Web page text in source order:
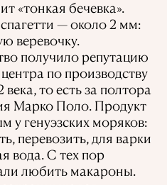
«тонкая бечевка».
— около 2 мм:
веревочку.
получило репутацию
по производству
века, то есть за полтора
Марко Поло. Продукт
у генуэзских моряков:
перевозить, для варки
вода. С тех пор
любить макароны.